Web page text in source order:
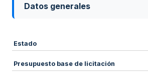
Datos generales
Estado
Presupuesto base de licitación